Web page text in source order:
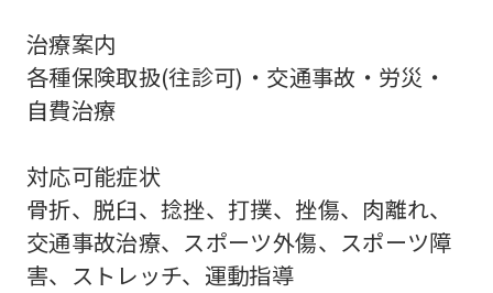
治療案内
各種保険取扱(往診可)・交通事故・労災・
自費治療
対応可能症状
骨折、脱臼、捻挫、打撲、挫傷、肉離れ、
交通事故治療、スポーツ外傷、スポーツ障
害、ストレッチ、運動指導
translation)
to
the
top